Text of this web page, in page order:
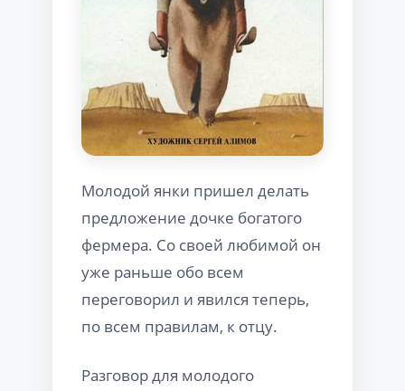
Молодой янки пришел делать
предложение дочке богатого
фермера. Со своей любимой он
уже раньше обо всем
переговорил и явился теперь,
по всем правилам, к отцу.
Разговор для молодого